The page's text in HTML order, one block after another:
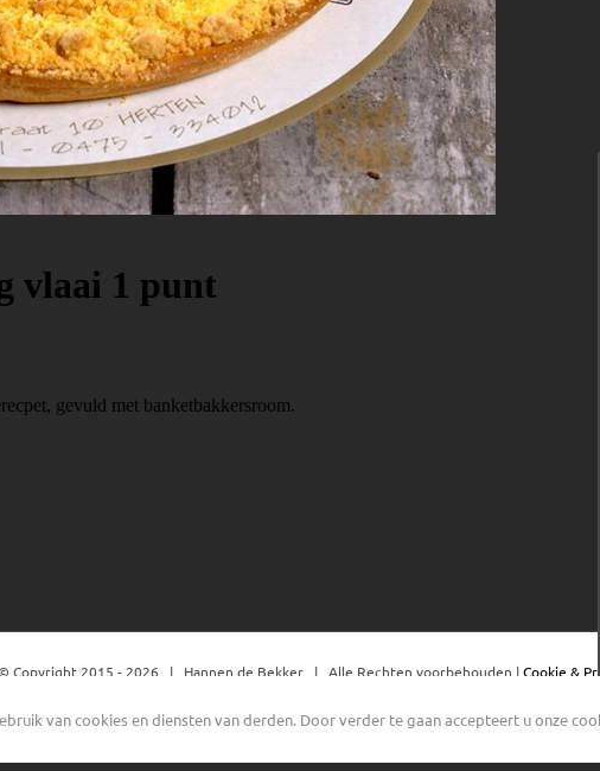
Copyright 2015 - 2026 | Hannen de Bekker | Alle Rechten voorbehouden |Cookie &
FacebookYouTubeInstagram
van cookies en diensten van derden. Door verder te gaan accepteert u onze